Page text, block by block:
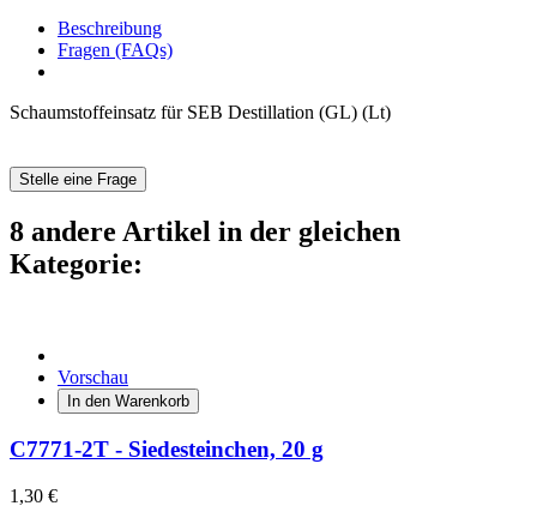
Beschreibung
Fragen (FAQs)
Schaumstoffeinsatz für SEB Destillation (GL) (Lt)
Stelle eine Frage
8 andere Artikel in der gleichen
Kategorie:
Vorschau
In den Warenkorb
C7771-2T - Siedesteinchen, 20 g
1,30 €